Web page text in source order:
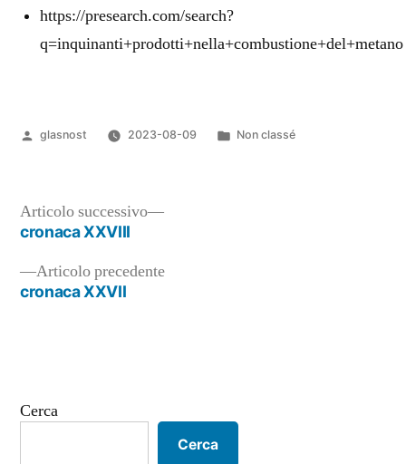
https://presearch.com/search?
q=inquinanti+prodotti+nella+combustione+del+metano
Pubblicato
glasnost 2023-08-09
Pubblicato
Non classé
Navigazione
articoli
Articolo precedenteArticolo
cronaca XXVII
Articolo successivo
Articolo
cronaca XXVIII
Cerca
Cerca